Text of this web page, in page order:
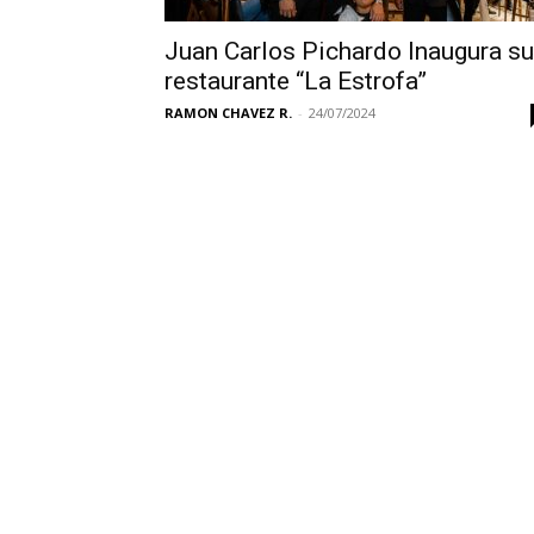
Juan Carlos Pichardo Inaugura su
restaurante “La Estrofa”
RAMON CHAVEZ R. - 24/07/2024